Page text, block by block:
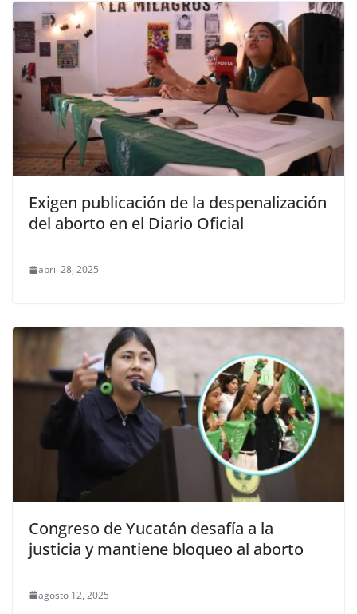
Exigen publicación de la despenalización
del aborto en el Diario Oficial
abril 28, 2025
Congreso de Yucatán desafía a la
justicia y mantiene bloqueo al aborto
agosto 12, 2025